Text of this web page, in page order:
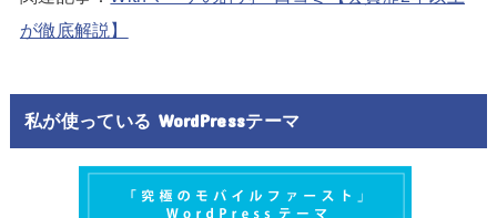
が徹底解説】
私が使っている WordPressテーマ